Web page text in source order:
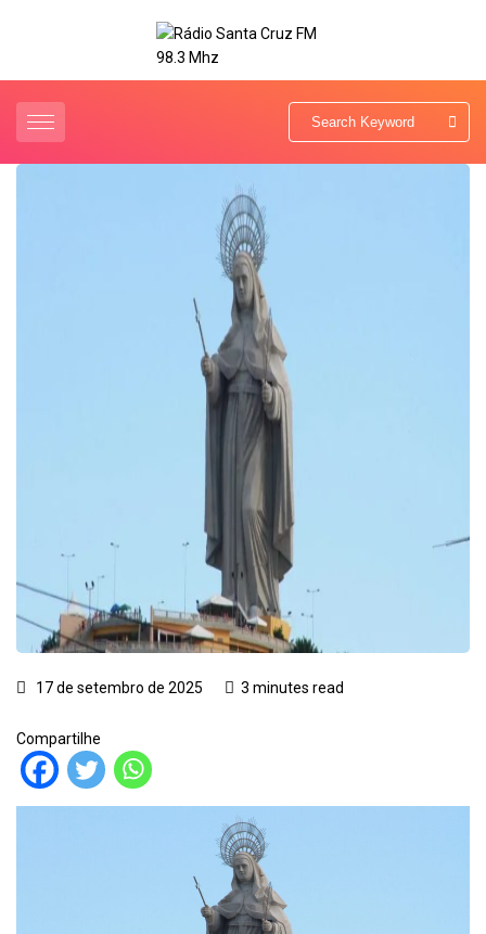
17 de setembro de 2025 3 minutes read
Compartilhe